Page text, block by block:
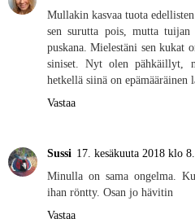
Mullakin kasvaa tuota
sen surutta pois, mutta tuijan
puskana. Mielestäni sen kukat
siniset. Nyt olen pähkäillyt,
hetkellä siinä on
Vastaa
Sussi 17. kesäkuuta 2018 klo
Minulla on sama ongelma.
ihan röntty. Osan jo hävitin
Vastaa